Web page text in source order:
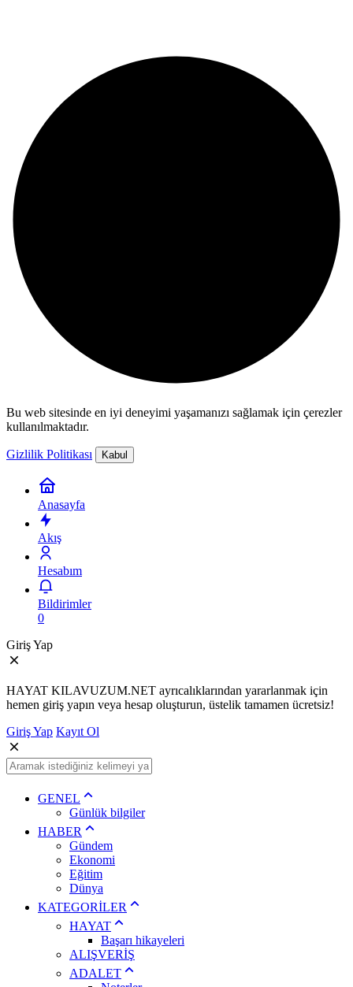
Bu web sitesinde en iyi deneyimi yaşamanızı sağlamak için çerezler
kullanılmaktadır.
Gizlilik Politikası Kabul
Anasayfa
Akış
Hesabım
Bildirimler
0
Giriş Yap
HAYAT KILAVUZUM.NET ayrıcalıklarından yararlanmak için
hemen giriş yapın veya hesap oluşturun, üstelik tamamen ücretsiz!
Giriş Yap Kayıt Ol
GENEL
Günlük bilgiler
HABER
Gündem
Ekonomi
Eğitim
Dünya
KATEGORİLER
HAYAT
Başarı hikayeleri
ALIŞVERİŞ
ADALET